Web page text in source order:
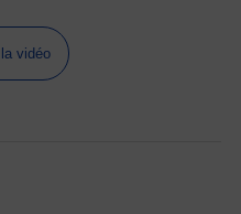
vidéo